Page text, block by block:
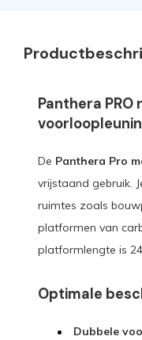
Panthera
De Panthera Pro
vrijstaand gebruik.
ruimtes zoals
platformen van
platformlengte is
Optimale
Dubbele